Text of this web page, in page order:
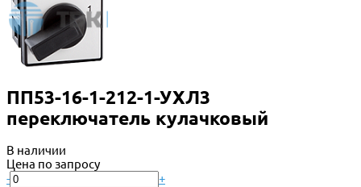
ПП53-16-1-212-1-УХЛ3
переключатель кулачковый
В наличии
Цена по запросу
-
+